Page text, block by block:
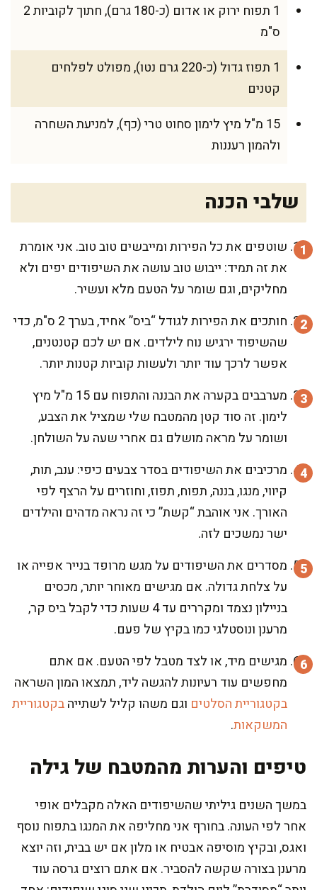
1 תפוח ירוק או אדום (כ-180 גרם), חתוך לקוביות 2
ס"מ
1 תפוז גדול (כ-220 גרם נטו), מפולט לפלחים
קטנים
15 מ"ל מיץ לימון סחוט טרי (כף), למניעת השחרה
ולהמון רעננות
שלבי הכנה
שוטפים את כל הפירות ומייבשים טוב טוב. אני אומרת
את זה תמיד: ייבוש טוב עושה את השיפודים יפים ולא
מחליקים, וגם שומר על הטעם מלא ועשיר.
חותכים את הפירות לגודל “ביס” אחיד, בערך 2 ס"מ, כדי
שהשיפוד ירגיש נוח לילדים. אם יש לכם קטנטנים,
אפשר לרכך עוד יותר ולעשות קוביות קטנות יותר.
מערבבים בקערה את הבננה והתפוח עם 15 מ"ל מיץ
לימון. זה סוד קטן מהמטבח שלי שמציל את הצבע,
ושומר על מראה מושלם גם אחרי שעה על השולחן.
מרכיבים את השיפודים בסדר צבעים כיפי: ענב, תות,
קיווי, מנגו, בננה, תפוח, תפוז, וחוזרים על הרצף לפי
האורך. אני אוהבת “קשת” כי זה נראה מדהים והילדים
ישר נמשכים לזה.
מסדרים את השיפודים על מגש מרופד בנייר אפייה או
על צלחת גדולה. אם מגישים מאוחר יותר, מכסים
בניילון נצמד ומקררים עד 4 שעות כדי לקבל ביס קר,
מרענן ונוסטלגי כמו בקיץ של פעם.
מגישים מיד, או לצד מטבל לפי הטעם. אם אתם
מחפשים עוד רעיונות להגשה ליד, תמצאו המון השראה
בקטגוריית הסלטים וגם משהו קליל לשתייהבקטגוריית
המשקאות.
טיפים והערות מהמטבח של גילה
במשך השנים גיליתי שהשיפודים האלה מקבלים אופי
אחר לפי העונה. בחורף אני מחליפה את המנגו בתפוח נוסף
ואגס, ובקיץ מוסיפה אבטיח או מלון אם יש בבית, וזה יוצא
מרענן בצורה שקשה להסביר. אם אתם רוצים גרסה עוד